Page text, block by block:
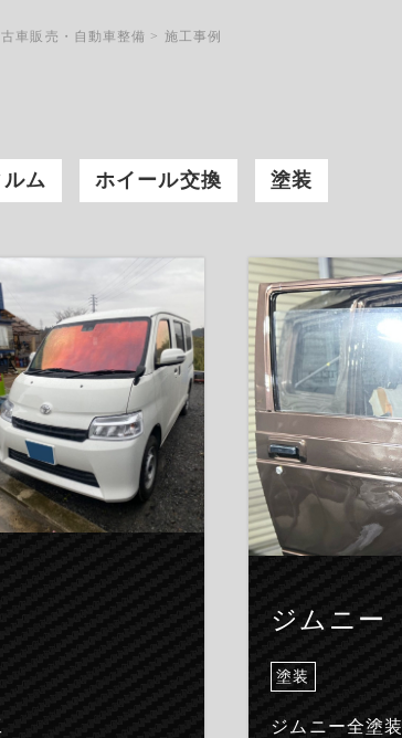
車販売・自動車整備 > 施工事例
ム ホイール交換 塗装
ジムニー
塗装
ジムニー全塗装